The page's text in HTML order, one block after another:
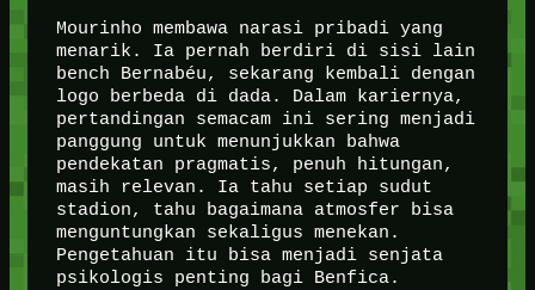
Mourinho membawa narasi pribadi yang
menarik. Ia pernah berdiri di sisi lain
bench Bernabéu, sekarang kembali dengan
logo berbeda di dada. Dalam kariernya,
pertandingan semacam ini sering menjadi
panggung untuk menunjukkan bahwa
pendekatan pragmatis, penuh hitungan,
masih relevan. Ia tahu setiap sudut
stadion, tahu bagaimana atmosfer bisa
menguntungkan sekaligus menekan.
Pengetahuan itu bisa menjadi senjata
psikologis penting bagi Benfica.